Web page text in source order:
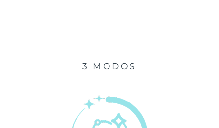
3 MODOSEntrega prevista
Entrega prevista